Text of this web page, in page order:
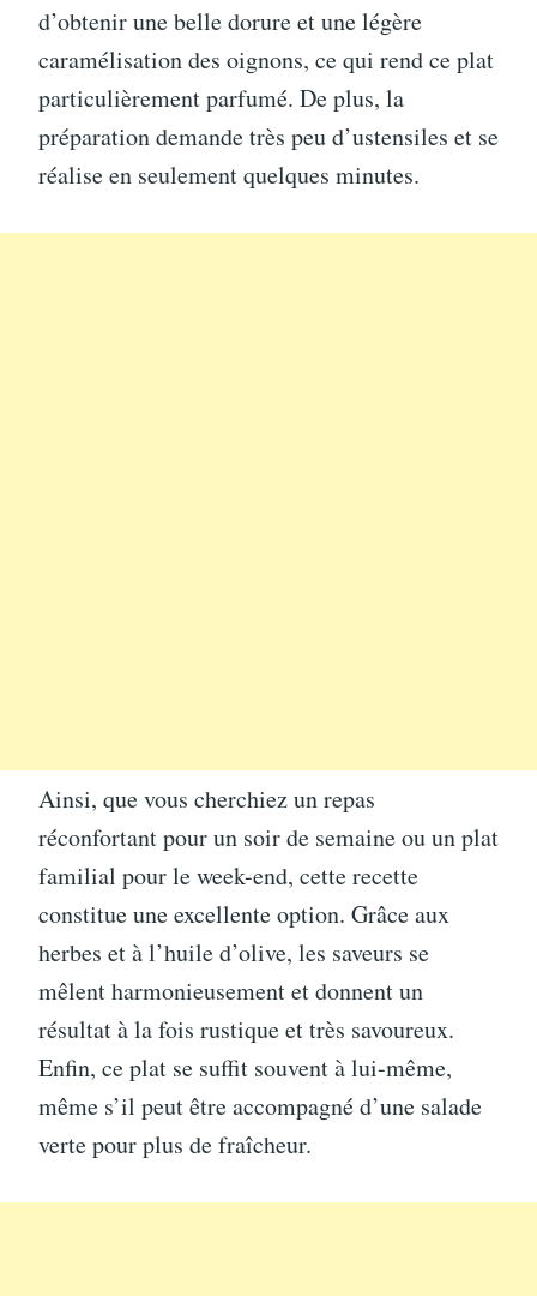
d’obtenir une belle dorure et une légère
caramélisation des oignons, ce qui rend ce plat
particulièrement parfumé. De plus, la
préparation demande très peu d’ustensiles et se
réalise en seulement quelques minutes.
Ainsi, que vous cherchiez un repas
réconfortant pour un soir de semaine ou un plat
familial pour le week-end, cette recette
constitue une excellente option. Grâce aux
herbes et à l’huile d’olive, les saveurs se
mêlent harmonieusement et donnent un
résultat à la fois rustique et très savoureux.
Enfin, ce plat se suffit souvent à lui-même,
même s’il peut être accompagné d’une salade
verte pour plus de fraîcheur.